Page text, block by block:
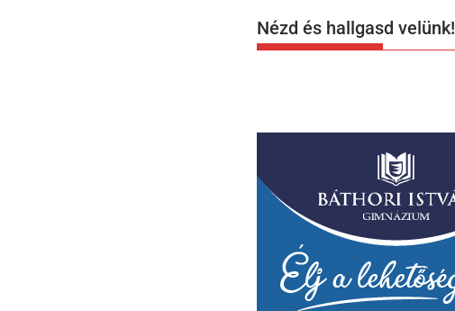
Nézd és hallgasd velünk!